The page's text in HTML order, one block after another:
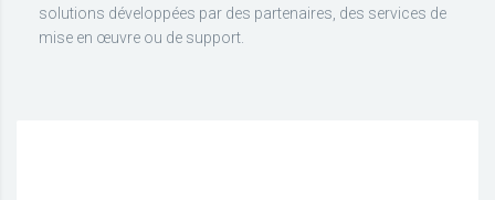
solutions développées par des partenaires, des services de
mise en œuvre ou de support.